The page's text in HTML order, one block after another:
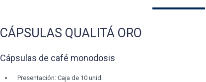
CÁPSULAS QUALITÁ ORO
Cápsulas de café monodosis
Presentación: Caja de 10 unid.